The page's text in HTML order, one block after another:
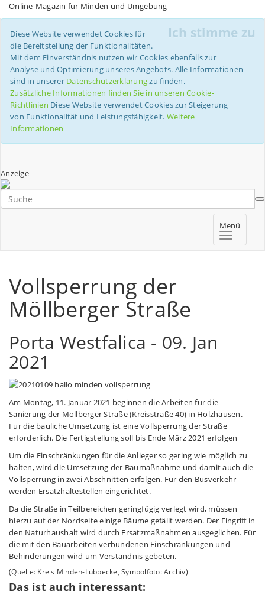
Online-Magazin für Minden und Umgebung
Ich stimme zu
Diese Website verwendet Cookies für
die Bereitstellung der Funktionalitäten.
Mit dem Einverständnis nutzen wir Cookies ebenfalls zur
Analyse und Optimierung unseres Angebots. Alle Informationen
sind in unserer Datenschutzerklärungzu finden.
Zusätzliche Informationen finden Sie in unseren Cookie-
Richtlinien Diese Website verwendet Cookies zur Steigerung
von Funktionalität und Leistungsfähigkeit. Weitere
Informationen
Anzeige
Menü
Vollsperrung der
Möllberger Straße
Porta Westfalica - 09. Jan
2021
Am Montag, 11. Januar 2021 beginnen die Arbeiten für die
Sanierung der Möllberger Straße (Kreisstraße 40) in Holzhausen.
Für die bauliche Umsetzung ist eine Vollsperrung der Straße
erforderlich. Die Fertigstellung soll bis Ende März 2021 erfolgen
Um die Einschränkungen für die Anlieger so gering wie möglich zu
halten, wird die Umsetzung der Baumaßnahme und damit auch die
Vollsperrung in zwei Abschnitten erfolgen. Für den Busverkehr
werden Ersatzhaltestellen eingerichtet.
Da die Straße in Teilbereichen geringfügig verlegt wird, müssen
hierzu auf der Nordseite einige Bäume gefällt werden. Der Eingriff in
den Naturhaushalt wird durch Ersatzmaßnahmen ausgeglichen. Für
die mit den Bauarbeiten verbundenen Einschränkungen und
Behinderungen wird um Verständnis gebeten.
(Quelle: Kreis Minden-Lübbecke, Symbolfoto: Archiv)
Das ist auch interessant: